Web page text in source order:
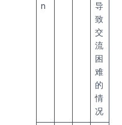
n
导
致
交
流
困
难
的
情
况